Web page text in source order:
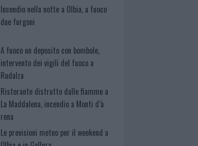
Incendio nella notte a Olbia, a fuoco
due furgoni
A fuoco un deposito con bombole,
intervento dei vigili del fuoco a
Rudalza
Ristorante distrutto dalle fiamme a
La Maddalena, incendio a Monti d’à
rena
Le previsioni meteo per il weekend a